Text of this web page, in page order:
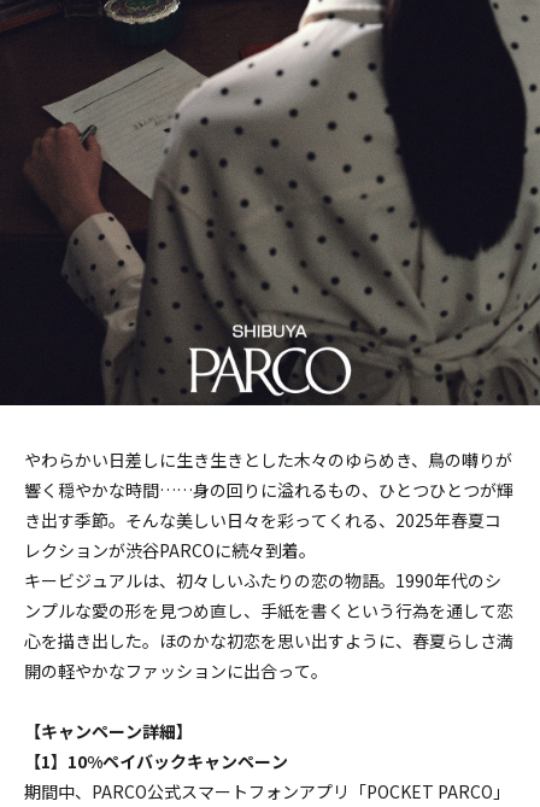
やわらかい日差しに生き生きとした木々のゆらめき、鳥の囀りが
響く穏やかな時間……身の回りに溢れるもの、ひとつひとつが輝
き出す季節。そんな美しい日々を彩ってくれる、2025年春夏コ
レクションが渋谷PARCOに続々到着。
キービジュアルは、初々しいふたりの恋の物語。1990年代のシ
ンプルな愛の形を見つめ直し、手紙を書くという行為を通して恋
心を描き出した。ほのかな初恋を思い出すように、春夏らしさ満
開の軽やかなファッションに出合って。
【キャンペーン詳細】
【1】10%ペイバックキャンペーン
期間中、PARCO公式スマートフォンアプリ「POCKET PARCO」